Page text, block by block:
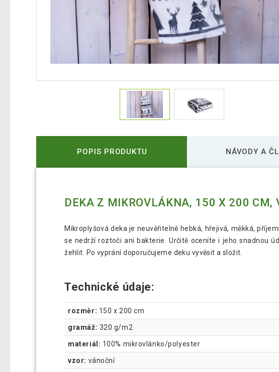
POPIS PRODUKTU NÁVODY A
DEKA Z MIKROVLÁKNA, 150 X 200 CM,
Mikroplyšová deka je neuvěřitelně hebká, hřejivá, měkká,
se nedrží roztoči ani bakterie. Určitě oceníte i jeho snadnou
žehlit. Po vyprání doporučujeme deku vyvěsit a složit.
Technické údaje:
rozměr: 150 x 200 cm
gramáž: 320 g/m2
materiál: 100% mikrovlánko/polyester
vzor: vánoční